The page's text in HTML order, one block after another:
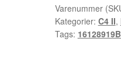
B7
8163EP
antal
Varenummer
Kategorier: C4 II,
Tags: